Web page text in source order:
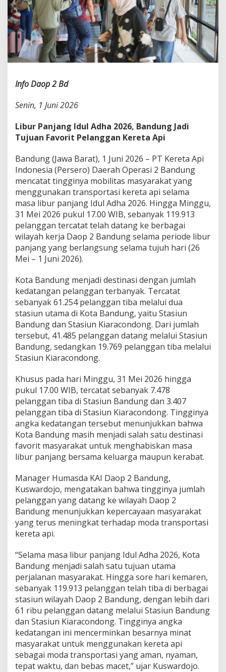
h
a
2
0
2
6
,
g
J
a
i
T
j
u
a
n
F
a
v
o
t
P
e
l
a
n
g
a
e
e
t
a
A
p
i
Info Daop 2 Bd
Senin, 1 Juni 2026
Libur Panjang Idul Adha 2026, Bandung Jadi
Tujuan Favorit Pelanggan Kereta Api
Bandung (Jawa Barat), 1 Juni 2026 – PT Kereta Api
Indonesia (Persero) Daerah Operasi 2 Bandung
mencatat tingginya mobilitas masyarakat yang
menggunakan transportasi kereta api selama
masa libur panjang Idul Adha 2026. Hingga Minggu,
31 Mei 2026 pukul 17.00 WIB, sebanyak 119.913
pelanggan tercatat telah datang ke berbagai
wilayah kerja Daop 2 Bandung selama periode libur
panjang yang berlangsung selama tujuh hari (26
Mei – 1 Juni 2026).
Kota Bandung menjadi destinasi dengan jumlah
kedatangan pelanggan terbanyak. Tercatat
sebanyak 61.254 pelanggan tiba melalui dua
stasiun utama di Kota Bandung, yaitu Stasiun
Bandung dan Stasiun Kiaracondong. Dari jumlah
tersebut, 41.485 pelanggan datang melalui Stasiun
Bandung, sedangkan 19.769 pelanggan tiba melalui
Stasiun Kiaracondong.
Khusus pada hari Minggu, 31 Mei 2026 hingga
pukul 17.00 WIB, tercatat sebanyak 7.478
pelanggan tiba di Stasiun Bandung dan 3.407
pelanggan tiba di Stasiun Kiaracondong. Tingginya
angka kedatangan tersebut menunjukkan bahwa
Kota Bandung masih menjadi salah satu destinasi
favorit masyarakat untuk menghabiskan masa
libur panjang bersama keluarga maupun kerabat.
Manager Humasda KAI Daop 2 Bandung,
Kuswardojo, mengatakan bahwa tingginya jumlah
pelanggan yang datang ke wilayah Daop 2
Bandung menunjukkan kepercayaan masyarakat
yang terus meningkat terhadap moda transportasi
kereta api.
“Selama masa libur panjang Idul Adha 2026, Kota
Bandung menjadi salah satu tujuan utama
perjalanan masyarakat. Hingga sore hari kemaren,
sebanyak 119.913 pelanggan telah tiba di berbagai
stasiun wilayah Daop 2 Bandung, dengan lebih dari
61 ribu pelanggan datang melalui Stasiun Bandung
dan Stasiun Kiaracondong. Tingginya angka
kedatangan ini mencerminkan besarnya minat
masyarakat untuk menggunakan kereta api
sebagai moda transportasi yang aman, nyaman,
tepat waktu, dan bebas macet,” ujar Kuswardojo.